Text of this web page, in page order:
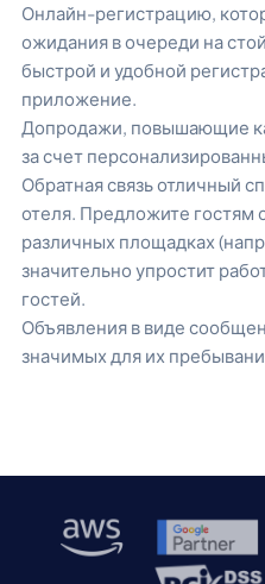
Онлайн-регистрацию,
ожидания в очереди на
быстрой и удобной
приложение.
Допродажи, повышающие
за счет
Обратная связь отличный
отеля. Предложите гостям
различных площадках
значительно упростит
гостей.
Объявления в виде
значимых для их